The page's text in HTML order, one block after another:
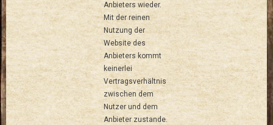
Anbieters wieder.
Mit der reinen
Nutzung der
Website des
Anbieters kommt
keinerlei
Vertragsverhältnis
zwischen dem
Nutzer und dem
Anbieter zustande.